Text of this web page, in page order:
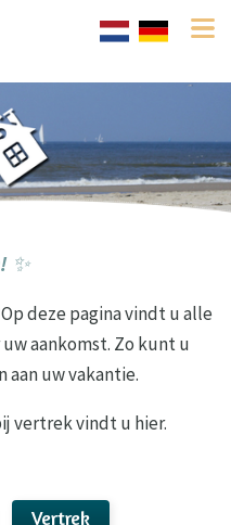
✨
deze pagina vindt u alle
aankomst. Zo kunt u
aan uw vakantie.
vertrek vindt u hier.
Vertrek